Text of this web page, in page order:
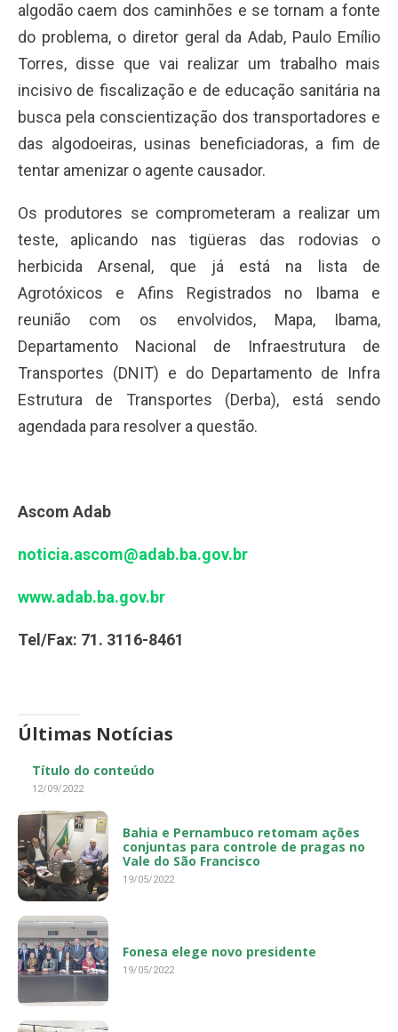
algodão caem dos caminhões e se tornam a fonte
do problema, o diretor geral da Adab, Paulo Emílio
Torres, disse que vai realizar um trabalho mais
incisivo de fiscalização e de educação sanitária na
busca pela conscientização dos transportadores e
das algodoeiras, usinas beneficiadoras, a fim de
tentar amenizar o agente causador.
Os produtores se comprometeram a realizar um
teste, aplicando nas tigüeras das rodovias o
herbicida Arsenal, que já está na lista de
Agrotóxicos e Afins Registrados no Ibama e
reunião com os envolvidos, Mapa, Ibama,
Departamento Nacional de Infraestrutura de
Transportes (DNIT) e do Departamento de Infra
Estrutura de Transportes (Derba), está sendo
agendada para resolver a questão.
Ascom Adab
noticia.ascom@adab.ba.gov.br
www.adab.ba.gov.br
Tel/Fax: 71. 3116-8461
Últimas Notícias
Título do conteúdo
12/09/2022
Bahia e Pernambuco retomam ações
conjuntas para controle de pragas no
Vale do São Francisco
19/05/2022
Fonesa elege novo presidente
19/05/2022